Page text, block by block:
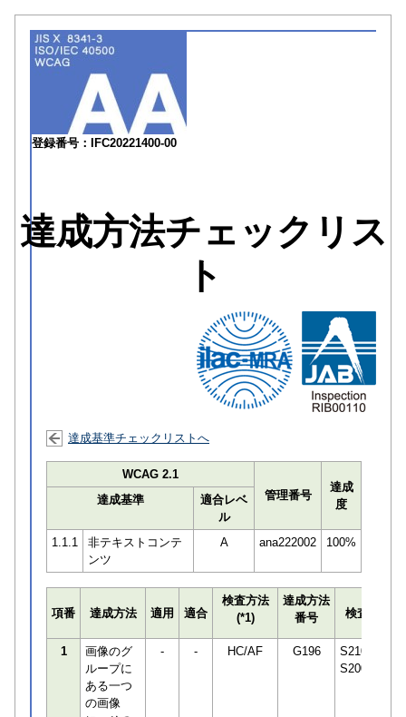
登録番号：IFC20221400-00
達成方法チェックリス
ト
達成基準チェックリストへ
WCAG 2.1
管理番号
達成
度
達成基準
適合レベ
ル
1.1.1
非テキストコンテ
ンツ
A ana222002 100%
項番 達成方法 適用 適合
検査方法
(*1)
達成方法
番号
検査員
1
画像のグ
ループに
ある一つ
の画像
- - HC/AF G196
S210650
S200544